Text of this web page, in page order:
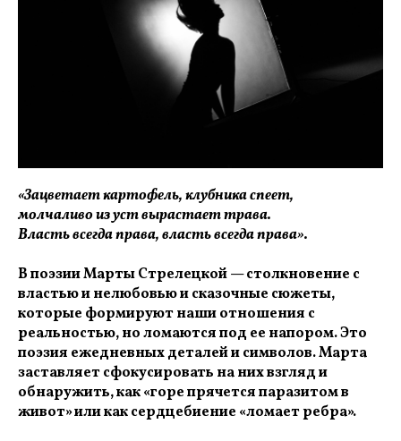
«Зацветает картофель, клубника спеет,
молчаливо из уст вырастает трава.
Власть всегда права, власть всегда права».
В поэзии Марты Стрелецкой — столкновение с
властью и нелюбовью и сказочные сюжеты,
которые формируют наши отношения с
реальностью, но ломаются под ее напором. Это
поэзия ежедневных деталей и символов. Марта
заставляет сфокусировать на них взгляд и
обнаружить, как «горе прячется паразитом в
живот» или как сердцебиение «ломает ребра».